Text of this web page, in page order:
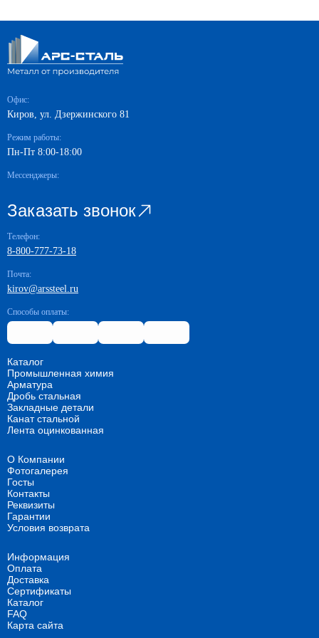
Офис:
Киров, ул. Дзержинского 81
Режим работы:
Пн-Пт 8:00-18:00
Мессенджеры:
Заказать звонок
Телефон:
8-800-777-73-18
Почта:
kirov@arssteel.ru
Способы оплаты:
Каталог
Промышленная химия
Арматура
Дробь стальная
Закладные детали
Канат стальной
Лента оцинкованная
О Компании
Фотогалерея
Госты
Контакты
Реквизиты
Гарантии
Условия возврата
Информация
Оплата
Доставка
Сертификаты
Каталог
FAQ
Карта сайта